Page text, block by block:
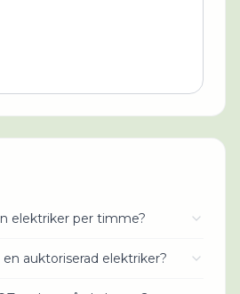
elektriker per timme?
auktoriserad elektriker?